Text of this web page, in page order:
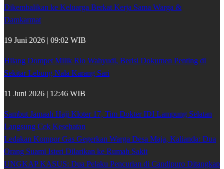
Dikembalikan ke Keluarga Berkat Kerja Sama Warga &
Damkarmat
19 Juni 2026 | 09:02 WIB
Hilang Dompet Milik Rio Wahyudi, Berisi Dokumen Penting di
Sekitar Lebung Nala Karang Sari
11 Juni 2026 | 12:46 WIB
Sambut Jamaah Haji Kloter 17, Tim Dokter IDI Lampung Selatan
Langsung Cek Kesehatan
Ledakan Kompor Gas Gegerkan Warga Desa Maja, Kalianda: Dua
Orang Suami Isteri Dilarikan ke Rumah Sakit
UNGKAP KASUS: Dua Pelaku Pencurian di Candipuro Ditangkap